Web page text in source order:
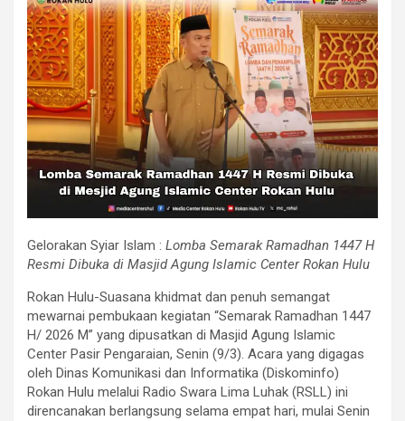
Gelorakan Syiar Islam : Lomba Semarak Ramadhan 1447 H
Resmi Dibuka di Masjid Agung Islamic Center Rokan Hulu
Rokan Hulu-Suasana khidmat dan penuh semangat
mewarnai pembukaan kegiatan “Semarak Ramadhan 1447
H/ 2026 M” yang dipusatkan di Masjid Agung Islamic
Center Pasir Pengaraian, Senin (9/3). Acara yang digagas
oleh Dinas Komunikasi dan Informatika (Diskominfo)
Rokan Hulu melalui Radio Swara Lima Luhak (RSLL) ini
direncanakan berlangsung selama empat hari, mulai Senin